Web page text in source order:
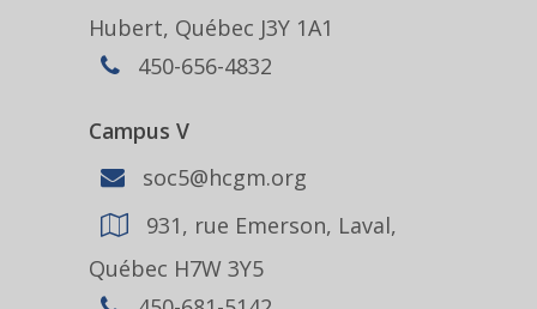
Hubert, Québec J3Y 1A1
450-656-4832
Campus V
soc5@hcgm.org
931, rue Emerson, Laval,
Québec H7W 3Y5